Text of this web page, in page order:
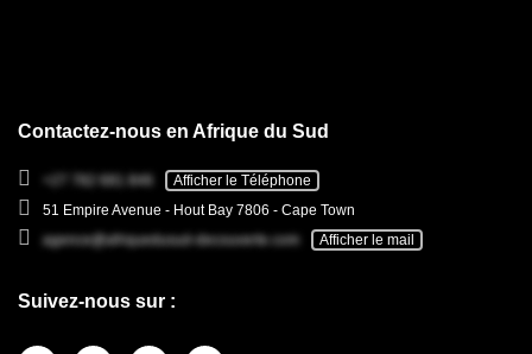
Contactez-nous en Afrique du Sud
+27 782 681 846
Afficher le Téléphone
51 Empire Avenue - Hout Bay 7806 - Cape Town
agence@afriquedusud-decouverte.com
Afficher le mail
Suivez-nous sur :